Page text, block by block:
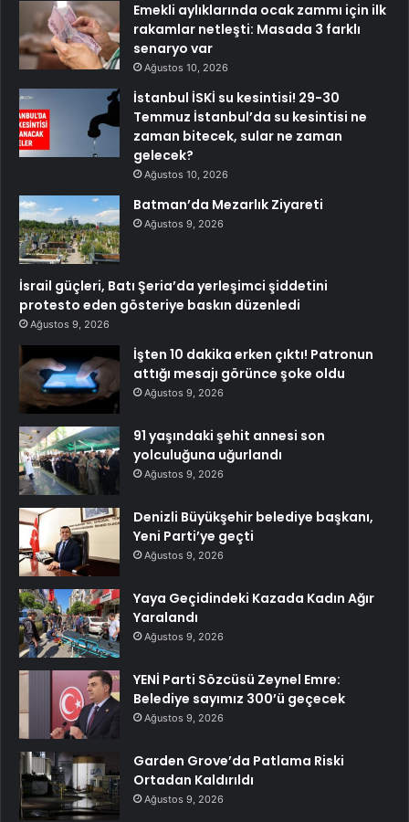
Emekli aylıklarında ocak zammı için ilk
rakamlar netleşti: Masada 3 farklı
senaryo var
Ağustos 10, 2026
İstanbul İSKİ su kesintisi! 29-30
Temmuz İstanbul’da su kesintisi ne
zaman bitecek, sular ne zaman
gelecek?
Ağustos 10, 2026
Batman’da Mezarlık Ziyareti
Ağustos 9, 2026
İsrail güçleri, Batı Şeria’da yerleşimci şiddetini
protesto eden gösteriye baskın düzenledi
Ağustos 9, 2026
İşten 10 dakika erken çıktı! Patronun
attığı mesajı görünce şoke oldu
Ağustos 9, 2026
91 yaşındaki şehit annesi son
yolculuğuna uğurlandı
Ağustos 9, 2026
Denizli Büyükşehir belediye başkanı,
Yeni Parti’ye geçti
Ağustos 9, 2026
Yaya Geçidindeki Kazada Kadın Ağır
Yaralandı
Ağustos 9, 2026
YENİ Parti Sözcüsü Zeynel Emre:
Belediye sayımız 300’ü geçecek
Ağustos 9, 2026
Garden Grove’da Patlama Riski
Ortadan Kaldırıldı
Ağustos 9, 2026